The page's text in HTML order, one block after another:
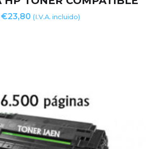
€23,80 (I.V.A. incluido)